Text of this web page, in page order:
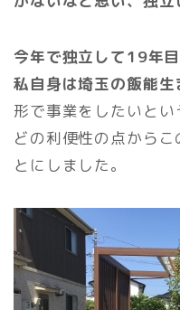
今年で独立して19年目
私自身は埼玉の飯能生
形で事業をしたいと
どの利便性の点から
とにしました。